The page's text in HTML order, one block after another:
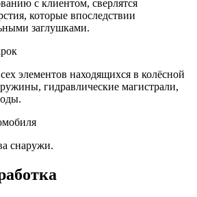
с клиентом, сверлятся
которые впоследствии
заглушками.
элементов находящихся в колёсной
гидравлические магистрали,
снаружи.